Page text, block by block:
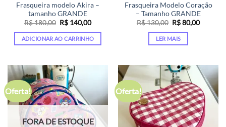
Frasqueira modelo Akira –
tamanho GRANDE
R$180,00 O
preço
original
era:
R$ 140,00O
atual
é:
ADICIONAR AO CARRINHO
Frasqueira Modelo Coração
– Tamanho GRANDE
R$130,00 O
preço
original
era:
R$80,00O
LER MAIS
Oferta!
FORA DE ESTOQUE
Oferta!